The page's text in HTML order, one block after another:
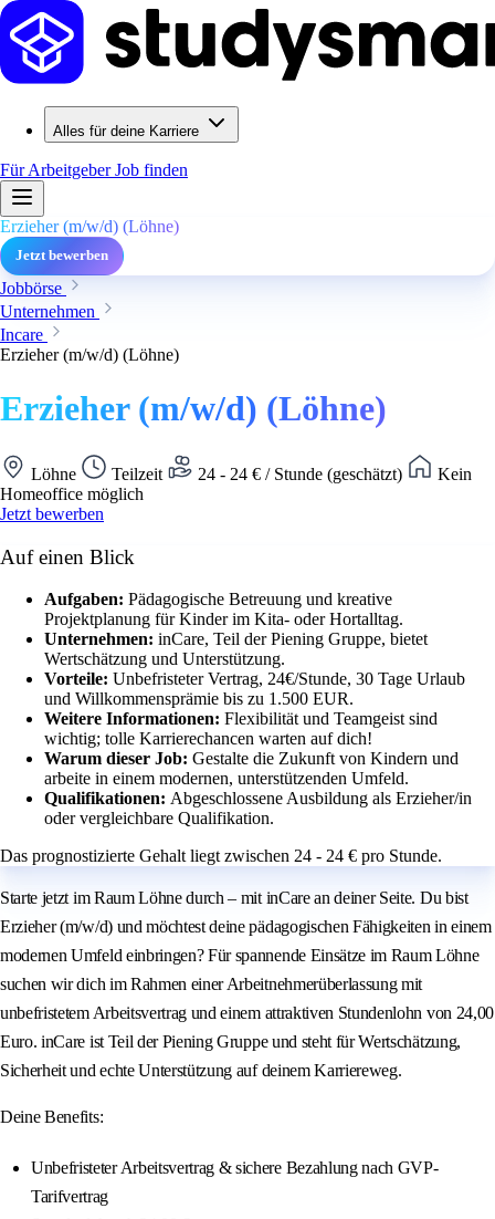
Alles für deine Karriere
Für ArbeitgeberJob finden
Erzieher (m/w/d) (Löhne)
Jetzt bewerben
Jobbörse
Unternehmen
Incare
Erzieher (m/w/d) (Löhne)
Erzieher (m/w/d) (Löhne)
Löhne Teilzeit 24 - 24 € / Stunde (geschätzt)
Kein
Homeoffice möglich
Jetzt bewerben
Auf einen Blick
Aufgaben: Pädagogische Betreuung und kreative
Projektplanung für Kinder im Kita- oder Hortalltag.
Unternehmen: inCare, Teil der Piening Gruppe, bietet
Wertschätzung und Unterstützung.
Vorteile: Unbefristeter Vertrag, 24€/Stunde, 30 Tage Urlaub
und Willkommensprämie bis zu 1.500 EUR.
Weitere Informationen: Flexibilität und Teamgeist sind
wichtig; tolle Karrierechancen warten auf dich!
Warum dieser Job: Gestalte die Zukunft von Kindern und
arbeite in einem modernen, unterstützenden Umfeld.
Qualifikationen: Abgeschlossene Ausbildung als Erzieher/in
oder vergleichbare Qualifikation.
Das prognostizierte Gehalt liegt zwischen 24 - 24 € pro Stunde.
Starte jetzt im Raum Löhne durch – mit inCare an deiner Seite. Du bist
Erzieher (m/w/d) und möchtest deine pädagogischen Fähigkeiten in einem
modernen Umfeld einbringen? Für spannende Einsätze im Raum Löhne
suchen wir dich im Rahmen einer Arbeitnehmerüberlassung mit
unbefristetem Arbeitsvertrag und einem attraktiven Stundenlohn von 24,00
Euro. inCare ist Teil der Piening Gruppe und steht für Wertschätzung,
Sicherheit und echte Unterstützung auf deinem Karriereweg.
Deine Benefits:
Unbefristeter Arbeitsvertrag & sichere Bezahlung nach GVP-
Tarifvertrag